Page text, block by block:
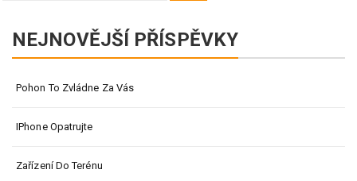
NEJNOVĚJŠÍ PŘÍSPĚVKY
Pohon To Zvládne Za Vás
IPhone Opatrujte
Zařízení Do Terénu